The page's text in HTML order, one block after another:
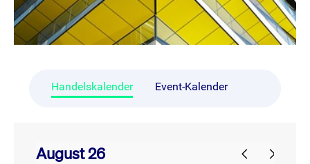
Handelskalender Event-Kalender
August 26